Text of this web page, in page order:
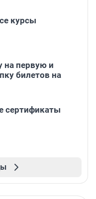
курсы
на первую и
билетов на
сертификаты